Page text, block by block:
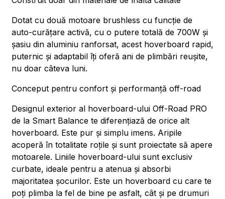
Dotat cu două motoare brushless cu funcție de
auto-curățare activă, cu o putere totală de 700W și
șasiu din aluminiu ranforsat, acest hoverboard rapid,
puternic și adaptabil îți oferă ani de plimbări reușite,
nu doar câteva luni.
Conceput pentru confort și performanță off-road
Designul exterior al hoverboard-ului Off-Road PRO
de la Smart Balance te diferențiază de orice alt
hoverboard. Este pur și simplu imens. Aripile
acoperă în totalitate roțile și sunt proiectate să apere
motoarele. Liniile hoverboard-ului sunt exclusiv
curbate, ideale pentru a atenua și absorbi
majoritatea șocurilor. Este un hoverboard cu care te
poți plimba la fel de bine pe asfalt, cât și pe drumuri